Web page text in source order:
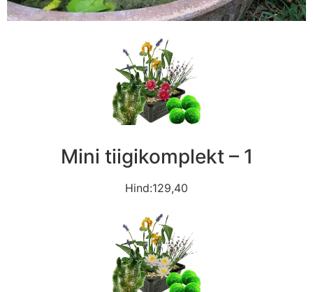
Mini tiigikomplekt – 1
Hind:129,40